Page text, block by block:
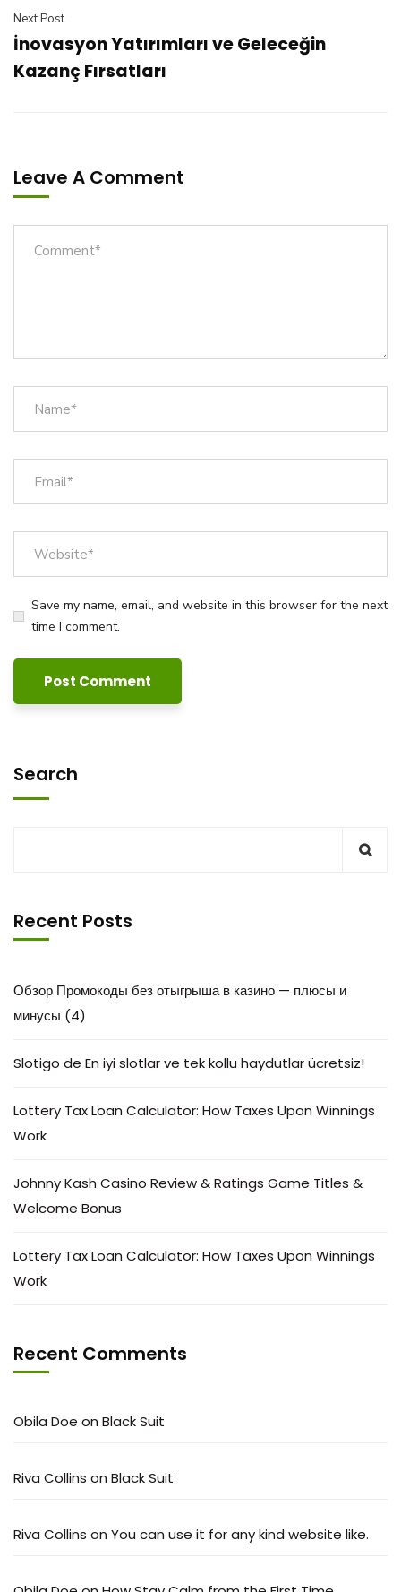
Next Post
İnovasyon Yatırımları ve Geleceğin
Kazanç Fırsatları
Leave A Comment
Save my name, email, and website in this browser for the next
time I comment.
Search
Recent Posts
Обзор Промокоды без отыгрыша в казино — плюсы и
минусы (4)
Slotigo de En iyi slotlar ve tek kollu haydutlar ücretsiz!
Lottery Tax Loan Calculator: How Taxes Upon Winnings
Work
Johnny Kash Casino Review & Ratings Game Titles &
Welcome Bonus
Lottery Tax Loan Calculator: How Taxes Upon Winnings
Work
Recent Comments
Obila Doe on Black Suit
Riva Collins on Black Suit
Riva Collins on You can use it for any kind website like.